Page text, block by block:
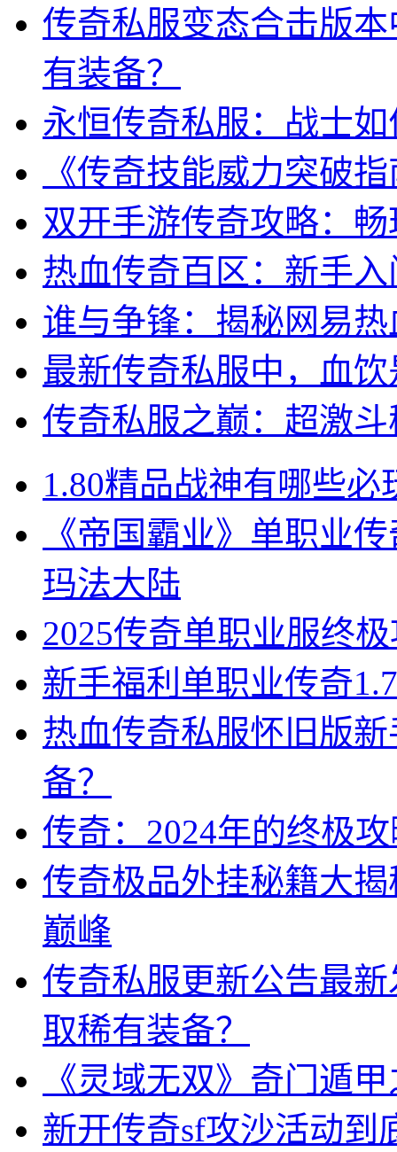
传奇私服变态合击版
有装备？
永恒传奇私服：战士
《传奇技能威力突破
双开手游传奇攻略：
热血传奇百区：新手
谁与争锋：揭秘网易
最新传奇私服中，血
传奇私服之巅：超激
1.80精品战神有哪些必
《帝国霸业》单职业
玛法大陆
2025传奇单职业服终
新手福利单职业传奇
热血传奇私服怀旧版
备？
传奇：2024年的终极
传奇极品外挂秘籍大
巅峰
传奇私服更新公告最
取稀有装备？
《灵域无双》奇门遁
新开传奇sf攻沙活动到